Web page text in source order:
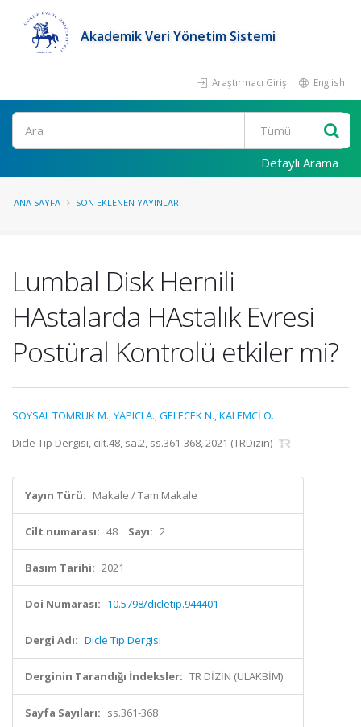
Akademik Veri Yönetim Sistemi
Araştırmacı Girişi English
Ara
Detaylı Arama
ANA SAYFA SON EKLENEN YAYINLAR
Lumbal Disk Hernili
HAstalarda HAstalık Evresi
Postüral Kontrolü etkiler mi?
SOYSAL TOMRUK M.,YAPICI A.,GELECEK N.,KALEMCİ O.
Dicle Tıp Dergisi, cilt.48, sa.2, ss.361-368, 2021 (TRDizin)
Yayın Türü: Makale / Tam Makale
Cilt numarası: 48 Sayı: 2
Basım Tarihi: 2021
Doi Numarası: 10.5798/dicletip.944401
Dergi Adı: Dicle Tıp Dergisi
Derginin Tarandığı İndeksler: TR DİZİN (ULAKBİM)
Sayfa Sayıları: ss.361-368